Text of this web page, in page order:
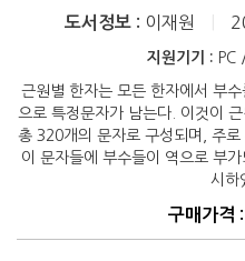
도서정보 : 이재원
지원기기 :
근원별 한자는 모든 한자에서 부
으로 특정문자가 남는다. 이것이
총 320개의 문자로 구성되며, 주로
이 문자들에 부수들이 역으로 부
시하
구매가격 :